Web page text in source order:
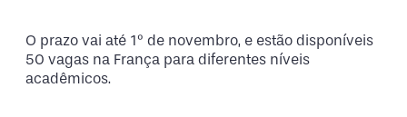
O prazo vai até 1º de novembro, e estão disponíveis
50 vagas na França para diferentes níveis
acadêmicos.